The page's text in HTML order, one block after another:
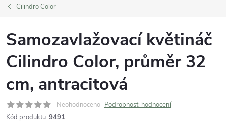
Cilindro Color
Samozavlažovací květináč
Cilindro Color, průměr 32
cm, antracitová
Neohodnoceno Podrobnosti hodnocení
Kód produktu: 9491